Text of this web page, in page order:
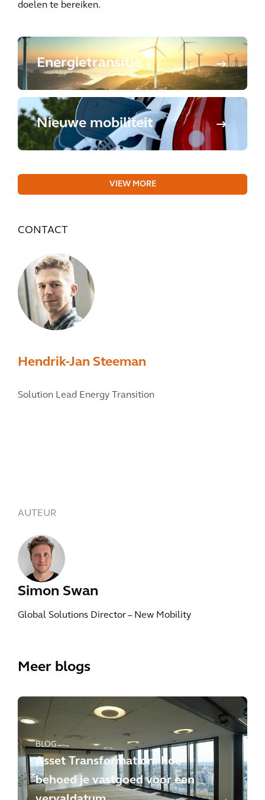
doelen te bereiken.
Energietransitie
Nieuwe mobiliteit
VIEW MORE
CONTACT
Hendrik-Jan Steeman
Solution Lead Energy Transition
AUTEUR
Simon Swan
Global Solutions Director – New Mobility
Meer blogs
BLOG
Asset Transformation: hoe
behoed je vastgoed voor een